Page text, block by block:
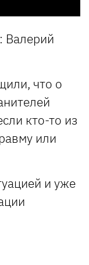
Валерий
что о
кто-то из
или
и уже